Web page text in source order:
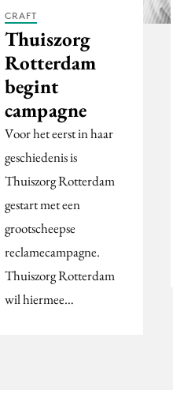
CRAFT
Thuiszorg
Rotterdam
begint
campagne
Voor het eerst in haar
geschiedenis is
Thuiszorg Rotterdam
gestart met een
grootscheepse
reclamecampagne.
Thuiszorg Rotterdam
wil hiermee…